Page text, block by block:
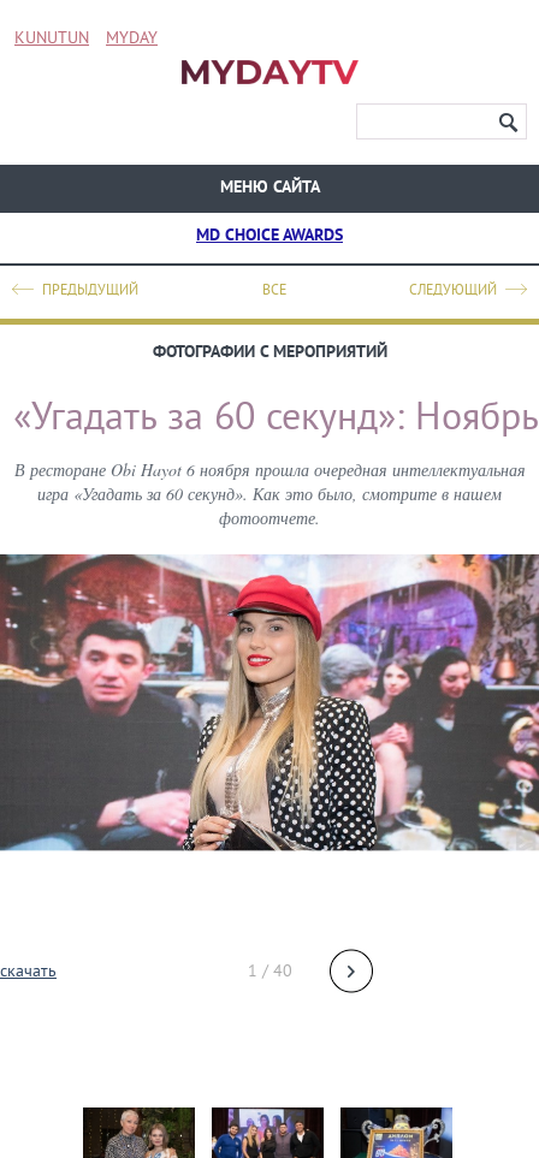
KUNUTUN MYDAY
МЕНЮ САЙТА
MD CHOICE AWARDS
ВСЕ
ПРЕДЫДУЩИЙ СЛЕДУЮЩИЙ
ФОТОГРАФИИ С МЕРОПРИЯТИЙ
«Угадать за 60 секунд»: Ноябрь
В ресторане Obi Hayot 6 ноября прошла очередная интеллектуальная
игра «Угадать за 60 секунд». Как это было, смотрите в нашем
фотоотчете.
скачать 1 / 40